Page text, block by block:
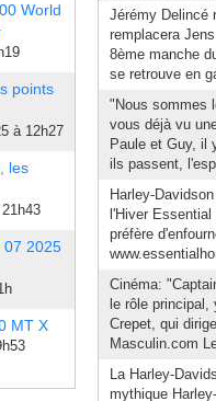
World
points
à 12h27
les
07 2025
MT X
Jérémy Delincé
remplacera
8ème manche
se retrouve en
"Nous sommes
vous déjà vu
Paule et Guy, il
ils passent,
Harley-
l'Hiver
préfère
Cinéma:
le rôle
Crepet, qui
Masculin.com
La Harley-
mythique